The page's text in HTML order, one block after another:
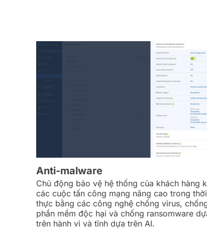
Anti-malware
Chủ động bảo vệ hệ thống của khách hàng
các cuộc tấn công mạng nâng cao trong
thực bằng các công nghệ chống virus,
phần mềm độc hại và chống ransomware
trên hành vi và tĩnh dựa trên AI.